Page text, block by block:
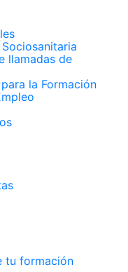
llamadas de
la Formación
tu formación